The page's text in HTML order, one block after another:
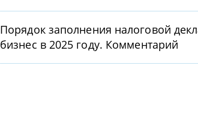
Порядок заполнения налоговой
бизнес в 2025 году. Комментарий